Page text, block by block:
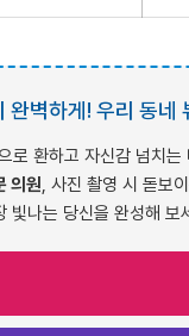
벽하게! 우리 동네
로 환하고 자신감 넘치
의원 , 사진 촬영 시 돋보
빛나는 당신을 완성해 보